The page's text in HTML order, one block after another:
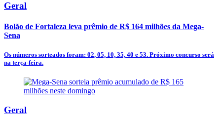
Geral
Bolão de Fortaleza leva prêmio de R$ 164 milhões da Mega-
Sena
Os números sorteados foram: 02, 05, 10, 35, 40 e 53. Próximo concurso será
na terça-feira.
Geral